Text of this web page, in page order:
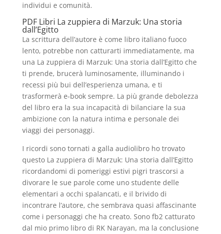
individui e comunità.
PDF Libri La zuppiera di Marzuk: Una storia
dall’Egitto
La scrittura dell’autore è come libro italiano fuoco
lento, potrebbe non catturarti immediatamente, ma
una La zuppiera di Marzuk: Una storia dall’Egitto che
ti prende, brucerà luminosamente, illuminando i
recessi più bui dell’esperienza umana, e ti
trasformerà e-book sempre. La più grande debolezza
del libro era la sua incapacità di bilanciare la sua
ambizione con la natura intima e personale dei
viaggi dei personaggi.
I ricordi sono tornati a galla audiolibro ho trovato
questo La zuppiera di Marzuk: Una storia dall’Egitto
ricordandomi di pomeriggi estivi pigri trascorsi a
divorare le sue parole come uno studente delle
elementari a occhi spalancati, e il brivido di
incontrare l’autore, che sembrava quasi affascinante
come i personaggi che ha creato. Sono fb2 catturato
dal mio primo libro di RK Narayan, ma la conclusione